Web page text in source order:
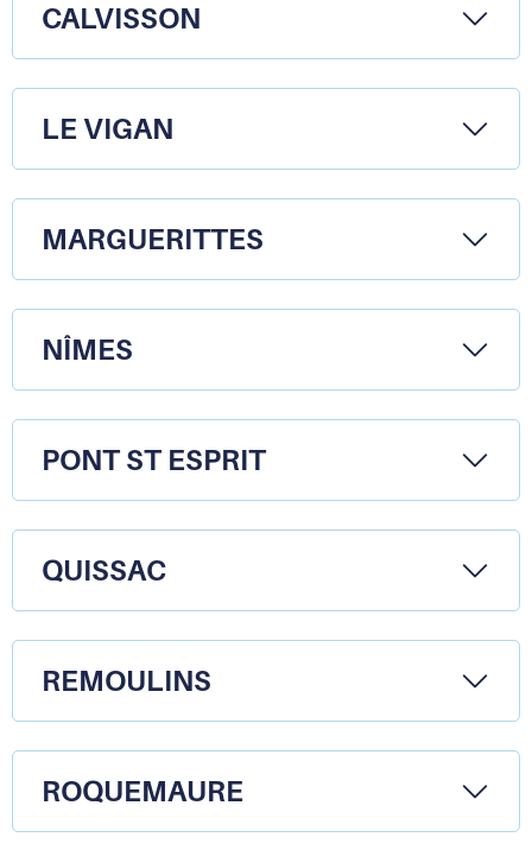
CALVISSON
LE VIGAN
MARGUERITTES
NÎMES
PONT ST ESPRIT
QUISSAC
REMOULINS
ROQUEMAURE